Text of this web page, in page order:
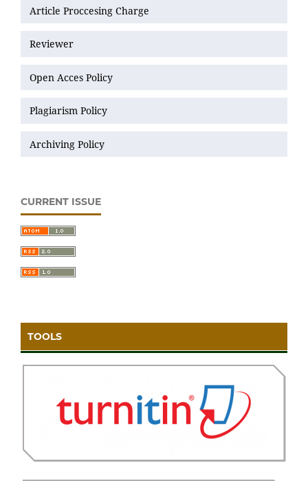
Article Proccesing Charge
Reviewer
Open Acces Policy
Plagiarism Policy
Archiving Policy
CURRENT ISSUE
TOOLS